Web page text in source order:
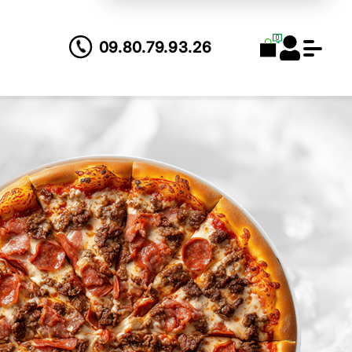
09.80.79.93.26
0